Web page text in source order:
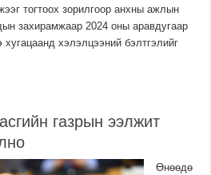
тогтоох зорилгоор анхны ажлын
захирамжаар 2024 оны аравдугаар
хэлэлцээний бэлтгэлийг
газрын ээлжит
Өнөөдө